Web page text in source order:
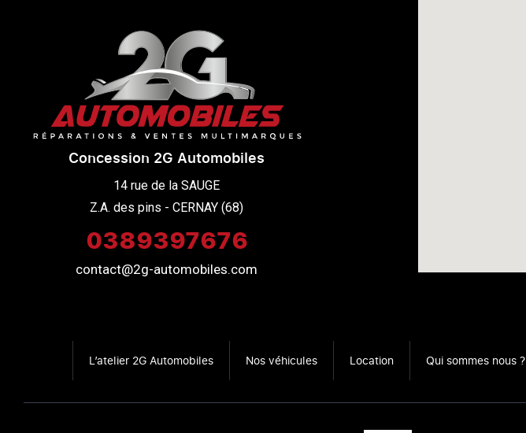
Concession 2G Automobiles
14 rue de la SAUGE
Z.A. des pins - CERNAY (68)
0389397676
contact@2g-automobiles.com
L’atelier 2G Automobiles Nos véhicules Location Qui sommes nous ?